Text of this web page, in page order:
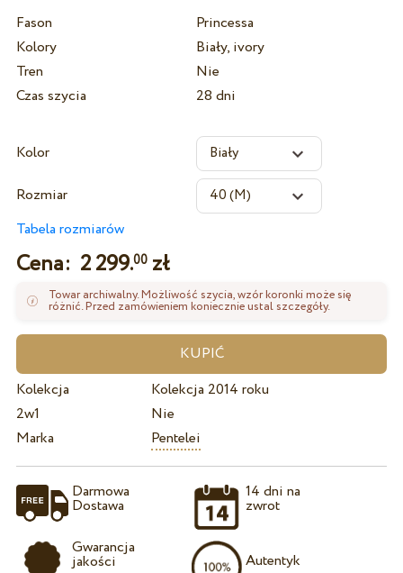
Fason
Princessa
Kolory
Biały, ivory
Tren
Nie
Czas szycia
28 dni
Kolor
Rozmiar
Tabela rozmiarów
Cena: 2 299.00zł
Towar archiwalny. Możliwość szycia, wzór koronki może się
różnić. Przed zamówieniem koniecznie ustal szczegóły.
Kolekcja
Kolekcja 2014 roku
2w1
Nie
Marka
Pentelei
Darmowa
Dostawa
Gwarancja
jakości
14 dni na
zwrot
Autentyk